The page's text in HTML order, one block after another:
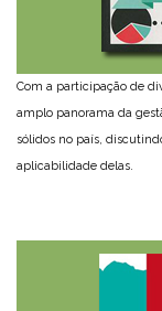
Com a participação de
amplo panorama da
sólidos no país,
aplicabilidade delas.